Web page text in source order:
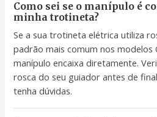
Como sei se o manípulo é
minha trotineta?
Se a sua trotineta elétrica utiliza
padrão mais comum nos
manípulo encaixa diretamente.
rosca do seu guiador antes de
tenha dúvidas.